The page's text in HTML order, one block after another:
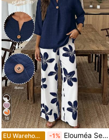
16
EU Warehouse -1% Elouméa Set cămașă casual în culori solide și pantaloni cu imprimeu floral